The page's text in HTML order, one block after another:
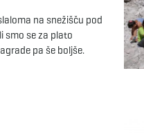
na snežišču pod
smo se za plato
pa še boljše.